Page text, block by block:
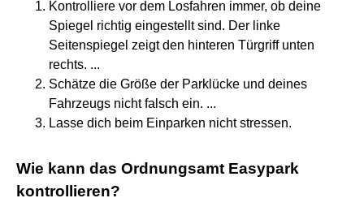
Kontrolliere vor dem Losfahren immer, ob deine
Spiegel richtig eingestellt sind. Der linke
Seitenspiegel zeigt den hinteren Türgriff unten
rechts. ...
Schätze die Größe der Parklücke und deines
Fahrzeugs nicht falsch ein. ...
Lasse dich beim Einparken nicht stressen.
Wie kann das Ordnungsamt Easypark
kontrollieren?